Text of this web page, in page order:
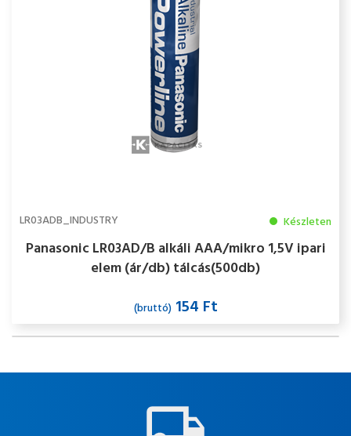
LR03ADB_INDUSTRY Készleten
Panasonic LR03AD/B alkáli AAA/mikro 1,5V ipari
elem (ár/db) tálcás(500db)
(bruttó)154 Ft